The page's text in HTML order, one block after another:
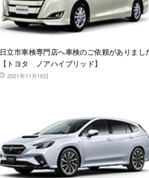
日立市車検専門店へ車検のご依頼がありまし
【トヨタ ノアハイブリッド】
2021年11月10日